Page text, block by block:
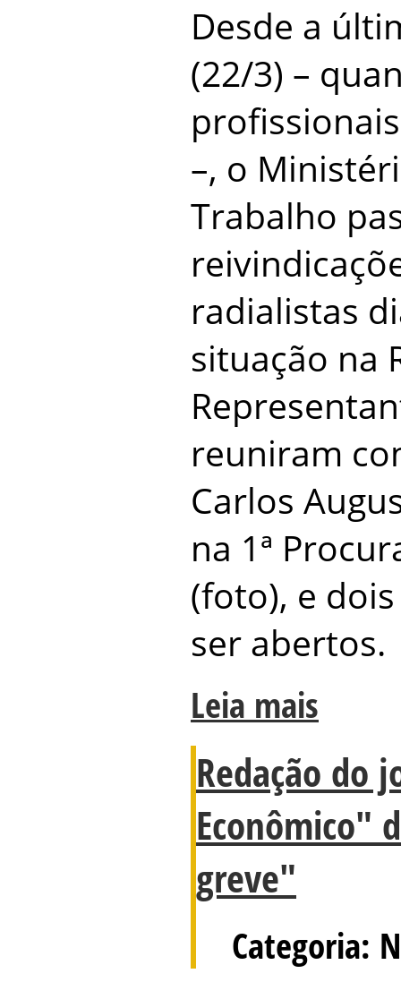
Desde a
(22/3) –
–, o
Trabalho
radialistas
situação na
reuniram
Carlos
na 1ª
(foto), e
ser abertos.
Leia mais
Redação do
Econômico"
greve"
Categoria: